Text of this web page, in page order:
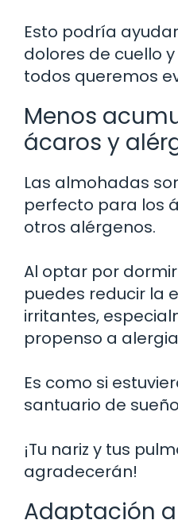
Esto podría
dolores de cuello
todos queremos
Menos
ácaros y
Las almohadas
perfecto para los
otros alérgenos.
Al optar por
puedes reducir la
irritantes,
propenso a
Es como si
santuario de
¡Tu nariz y tus
agradecerán!
Adaptación